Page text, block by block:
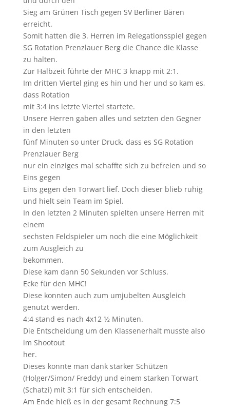
Sieg am Grünen Tisch gegen SV Berliner Bären
erreicht.
Somit hatten die 3. Herren im Relegationsspiel gegen
SG Rotation Prenzlauer Berg die Chance die Klasse
zu halten.
Zur Halbzeit führte der MHC 3 knapp mit 2:1.
Im dritten Viertel ging es hin und her und so kam es,
dass Rotation
mit 3:4 ins letzte Viertel startete.
Unsere Herren gaben alles und setzten den Gegner
in den letzten
fünf Minuten so unter Druck, dass es SG Rotation
Prenzlauer Berg
nur ein einziges mal schaffte sich zu befreien und so
Eins gegen
Eins gegen den Torwart lief. Doch dieser blieb ruhig
und hielt sein Team im Spiel.
In den letzten 2 Minuten spielten unsere Herren mit
einem
sechsten Feldspieler um noch die eine Möglichkeit
zum Ausgleich zu
bekommen.
Diese kam dann 50 Sekunden vor Schluss.
Ecke für den MHC!
Diese konnten auch zum umjubelten Ausgleich
genutzt werden.
4:4 stand es nach 4x12 1⁄2 Minuten.
Die Entscheidung um den Klassenerhalt musste also
im Shootout
her.
Dieses konnte man dank starker Schützen
(Holger/Simon/ Freddy) und einem starken Torwart
(Schatzi) mit 3:1 für sich entscheiden.
Am Ende hieß es in der gesamt Rechnung 7:5